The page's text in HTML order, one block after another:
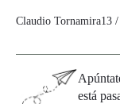
Claudio Tornamira13
está